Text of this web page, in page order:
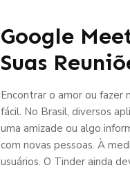
Google
Suas
Encontrar o amor ou fazer
fácil. No Brasil, diversos
uma amizade ou algo
com novas pessoas. À
usuários. O Tinder ainda